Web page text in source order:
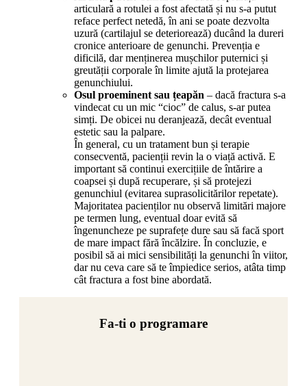
articulară a rotulei a fost afectată și nu s-a putut
reface perfect netedă, în ani se poate dezvolta
uzură (cartilajul se deteriorează) ducând la dureri
cronice anterioare de genunchi. Prevenția e
dificilă, dar menținerea mușchilor puternici și
greutății corporale în limite ajută la protejarea
genunchiului.
Osul proeminent sau țeapăn – dacă fractura s-a
vindecat cu un mic “cioc” de calus, s-ar putea
simți. De obicei nu deranjează, decât eventual
estetic sau la palpare.
În general, cu un tratament bun și terapie
consecventă, pacienții revin la o viață activă. E
important să continui exercițiile de întărire a
coapsei și după recuperare, și să protejezi
genunchiul (evitarea suprasolicitărilor repetate).
Majoritatea pacienților nu observă limitări majore
pe termen lung, eventual doar evită să
îngenuncheze pe suprafețe dure sau să facă sport
de mare impact fără încălzire. În concluzie, e
posibil să ai mici sensibilități la genunchi în viitor,
dar nu ceva care să te împiedice serios, atâta timp
cât fractura a fost bine abordată.
Fa-ti o programare